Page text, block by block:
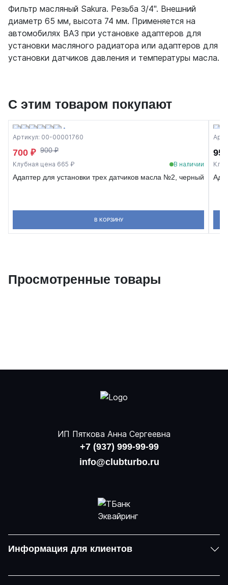
Фильтр масляный Sakura. Резьба 3/4". Внешний
диаметр 65 мм, высота 74 мм. Применяется на
автомобилях ВАЗ при установке адаптеров для
установки масляного радиатора или адаптеров для
установки датчиков давления и температуры масла.
С этим товаром покупают
Артикул: 00-00001760
700 ₽ 900 ₽
Клубная цена 665 ₽ В наличии
Адаптер для установки трех датчиков масла №2, черный
В КОРЗИНУ
Просмотренные товары
ИП Пяткова Анна Сергеевна
+7 (937) 999-99-99
info@clubturbo.ru
Информация для клиентов